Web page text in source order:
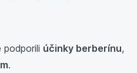
účinky berberínu,
.